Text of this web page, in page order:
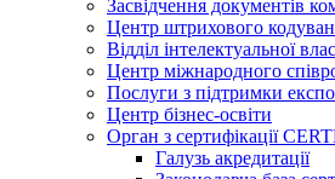
Засвідчення документів
Центр штрихового
Відділ інтелектуальної
Центр міжнародного
Послуги з підтримки
Центр бізнес-освіти
Орган з сертифікації
Галузь акредитації